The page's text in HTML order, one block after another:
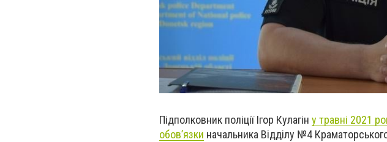
Підполковник поліціїІгор Кулагін у травні 2021
обов’язки начальника Вiддiлу №4 Краматорського